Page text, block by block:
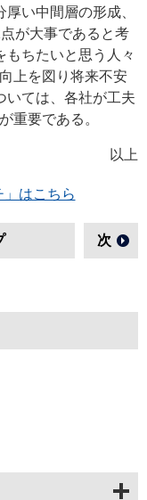
い中間層の形成、
が大事であると考
もちたいと思う人々
上を図り将来不安
いては、各社が工夫
重要である。
以上
」はこちら
次